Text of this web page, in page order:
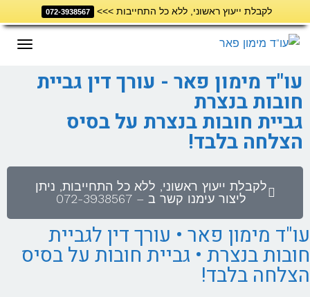
לקבלת ייעוץ ראשוני, ללא כל התחייבות >>> 072-3938567
לתוכן
עו"ד מימון פאר - עורך דין גביית
חובות בנצרת
גביית חובות בנצרת על בסיס
הצלחה בלבד!
לקבלת ייעוץ ראשוני, ללא כל התחייבות, ניתן
ליצור עימנו קשר ב – 072-3938567
עו"ד מימון פאר • עורך דין לגביית
חובות בנצרת • גביית חובות על בסיס
הצלחה בלבד!